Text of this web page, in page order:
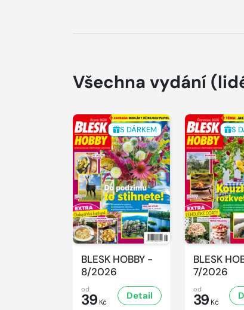
Všechna vydání
S DÁRKEM
BLESK HOBBY -
8/2026
od
39 Kč
Detail
S
BLESK
7/2026
od
39 Kč